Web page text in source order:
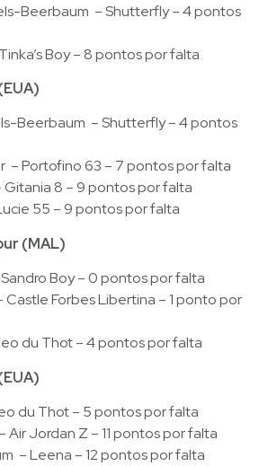
Beerbaum – Shutterfly – 4 pontos
Boy – 8 pontos por falta
Beerbaum – Shutterfly – 4 pontos
– Portofino 63 – 7 pontos por falta
Gitania 8 – 9 pontos por falta
55 – 9 pontos por falta
(MAL)
Sandro Boy – 0 pontos por falta
Castle Forbes Libertina – 1 ponto por
du Thot – 4 pontos por falta
du Thot – 5 pontos por falta
Air Jordan Z – 11 pontos por falta
– Leena – 12 pontos por falta